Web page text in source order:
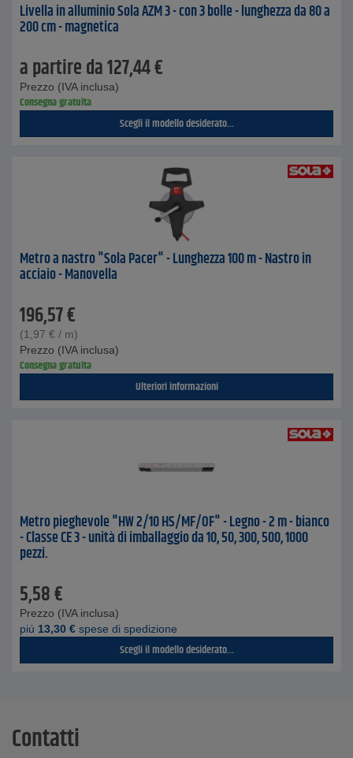
Livella in alluminio Sola AZM 3 - con 3 bolle - lunghezza da 80 a
200 cm - magnetica
a partire da127,44€
Prezzo (IVA inclusa)
Consegna gratuita
Scegli il modello desiderato...
Metro a nastro "Sola Pacer" - Lunghezza 100 m - Nastro in
acciaio - Manovella
196,57€
(1,97 € / m)
Prezzo (IVA inclusa)
Consegna gratuita
Ulteriori informazioni
Metro pieghevole "HW 2/10 HS/MF/OF" - Legno - 2 m - bianco
- Classe CE 3 - unità di imballaggio da 10, 50, 300, 500, 1000
pezzi.
5,58€
Prezzo (IVA inclusa)
piú 13,30 € spese di spedizione
Scegli il modello desiderato...
Contatti